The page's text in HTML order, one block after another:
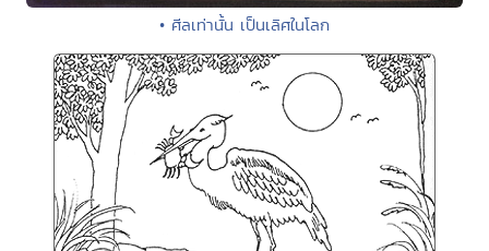
• ศีลเท่านั้น เป็นเลิศในโลก